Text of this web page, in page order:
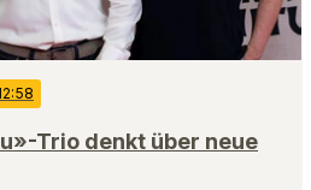
Trio denkt über neue